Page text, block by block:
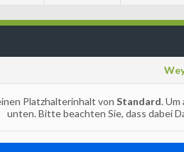
Platzhalterinhalt von Standard.
unten. Bitte beachten Sie, dass dabei